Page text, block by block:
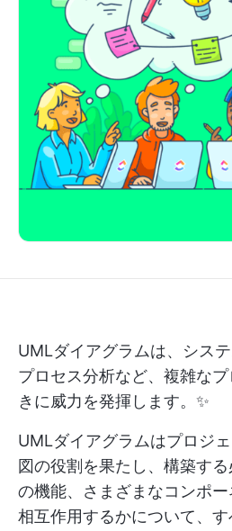
UMLダイアグラムは、シス
プロセス分析など、複雑な
きに威力を発揮します。✨
UMLダイアグラムはプロジ
図の役割を果たし、構築す
の機能、さまざまなコンポ
相互作用するかについて、